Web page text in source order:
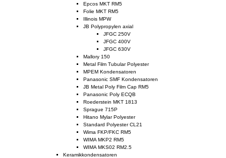
Epcos MKT RM5
Folie MKT RM5
Illinois MPW
JB Polypropylen axial
JFGC 250V
JFGC 400V
JFGC 630V
Mallory 150
Metal Film Tubular Polyester
MPEM Kondensatoren
Panasonic SMF Kondensatoren
JB Metal Poly Film Cap RM5
Panasonic Poly ECQB
Roederstein MKT 1813
Sprague 715P
Hitano Mylar Polyester
Standard Polyester CL21
Wima FKP/FKC RM5
WIMA MKP2 RM5
WIMA MKS02 RM2.5
Keramikkondensatoren